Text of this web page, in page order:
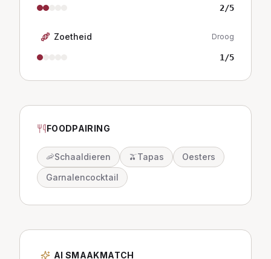
2/5
Zoetheid Droog
1 /5
FOODPAIRING
🦐Schaaldieren 🫒Tapas
Oesters
Garnalencocktail
AI SMAAKMATCH